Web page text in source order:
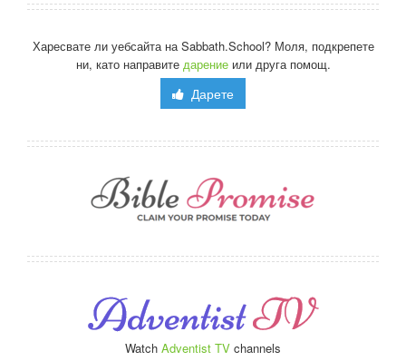
Харесвате ли уебсайта на Sabbath.School? Моля, подкрепете
ни, като направите дарениеили друга помощ.
Дарете
Watch Adventist TV channels